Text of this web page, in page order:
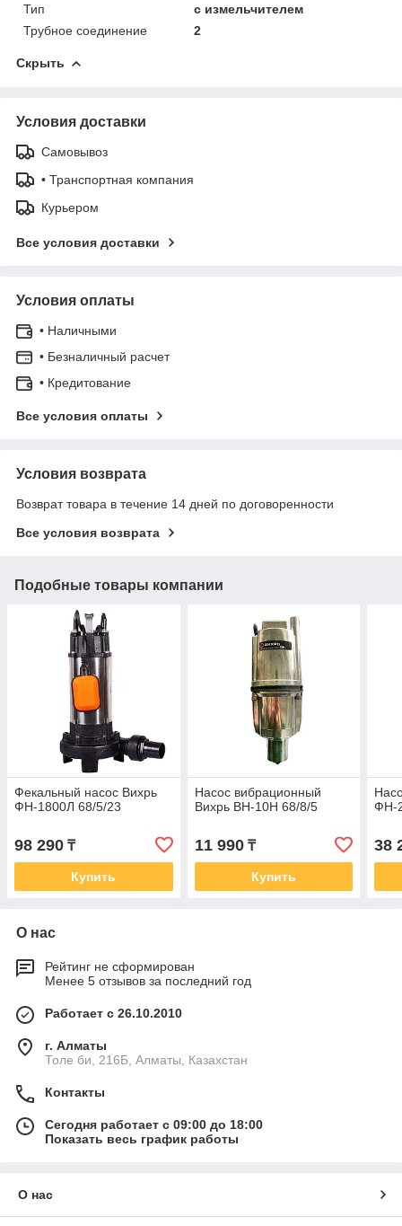
Тип
с измельчителем
Трубное соединение
2
Скрыть
Условия доставки
Самовывоз
• Транспортная компания
Курьером
Все условия доставки
Условия оплаты
• Наличными
• Безналичный расчет
• Кредитование
Все условия оплаты
Условия возврата
Возврат товара в течение 14 дней по договоренности
Все условия возврата
Подобные товары компании
Фекальный насос Вихрь
ФН-1800Л 68/5/23
98 290 ₸
Купить
Насос вибрационный
Вихрь ВН-10Н 68/8/5
11 990₸
Купить
ФН-
38
О нас
Рейтинг не сформирован
Менее 5 отзывов за последний год
Работает с 26.10.2010
г. Алматы
Толе би, 216Б, Алматы, Казахстан
Контакты
Сегодня работает с 09:00 до 18:00
Показать весь график работы
О нас